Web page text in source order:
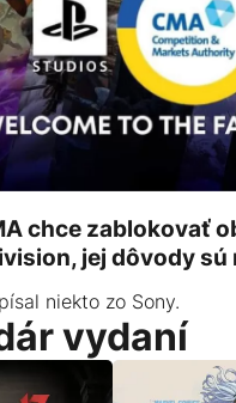
chce zablokovať
jej dôvody sú
niekto zo Sony.
vydaní